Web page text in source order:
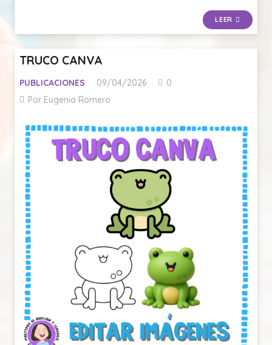
LEER
TRUCO CANVA
PUBLICACIONES 09/04/2026
0
Por Eugenia Romero